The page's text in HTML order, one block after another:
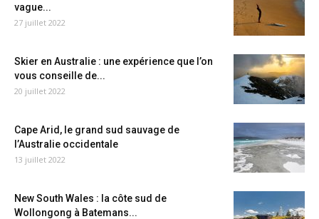
vague...
27 juillet 2022
Skier en Australie : une expérience que l’on
vous conseille de...
20 juillet 2022
Cape Arid, le grand sud sauvage de
l’Australie occidentale
13 juillet 2022
New South Wales : la côte sud de
Wollongong à Batemans...